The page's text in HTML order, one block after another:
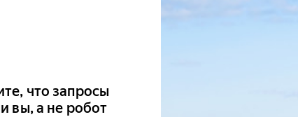
что запросы
вы, а не робот